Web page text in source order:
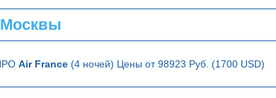
Air France (4 ночей) Цены от 98923 Руб. (1700 USD)